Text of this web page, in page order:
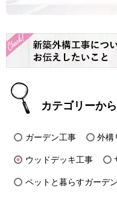
カテゴリーか
ガーデン工事 外構
ウッドデッキ工事
ペットと暮らすガーデ